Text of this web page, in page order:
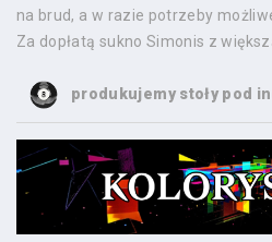
na brud, a w razie potrzeby
Za dopłatą sukno Simonis z
produkujemy stoły pod